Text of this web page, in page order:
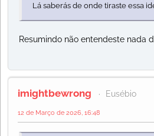
Lá saberás de onde tiraste essa
Resumindo não entendeste nada
imightbewrong Eusébio
12 de Março de 2026, 16:48